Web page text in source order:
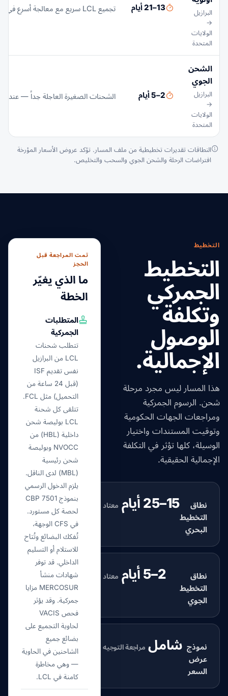
البرازيل
→
الولايات
المتحدة
13–21 أيام تجميع LCL سريع مع معالجة أسرع في CFS وتخصيص سفن ذي أولوية
الشحن
الجوي
البرازيل
→
الولايات
المتحدة
2–5 أيام الشحنات الصغيرة العاجلة جداً — عندما
النطاقات تقديرات تخطيطية من ملف المسار. تؤكد عروض الأسعار المؤرخة
افتراضات الرحلة والشحن الجوي والسحب والتخليص.
التخطيط
التخطيط
الجمركي
وتكلفة
الوصول
الإجمالية.
هذا المسار ليس مجرد مرحلة
شحن. الرسوم الجمركية
ومراجعات الجهات الحكومية
وتوقيت المستندات واختيار
الوسيلة، كلها تؤثر في التكلفة
الإجمالية الحقيقية.
نطاق
التخطيط
البحري
15–25 أيام معتاد
نطاق
التخطيط
الجوي
2–5 أيام معتاد
نموذج
عرض
السعر
شامل مراجعة التوجيه
تمت المراجعة قبل
الحجز
ما الذي يغيّر
الخطة
المتطلبات
الجمركية
تتطلب شحنات
LCL من البرازيل
نفس تقديم ISF
(قبل 24 ساعة من
التحميل) مثل FCL.
تتلقى كل شحنة
LCL بوليصة شحن
داخلية (HBL) من
NVOCC وبوليصة
شحن رئيسية
(MBL) لدى الناقل.
يلزم الدخول الرسمي
بنموذج CBP 7501
لحصة كل مستورد.
في CFS الوجهة،
تُفكك البضائع وتُتاح
للاستلام أو التسليم
الداخلي. قد توفر
شهادات منشأ
MERCOSUR مزايا
جمركية. وقد يؤثر
فحص VACIS
لحاوية التجميع على
بضائع جميع
الشاحنين في الحاوية
— وهي مخاطرة
كامنة في LCL.